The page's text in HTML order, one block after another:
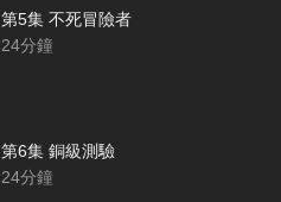
第5集 不死冒險者
24分鐘
第6集 銅級測驗
24分鐘